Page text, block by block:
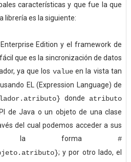
características y que fue la que
librería es la siguiente:
Edition y el framework de
que es la sincronización de datos
ya que los valueen la vista tan
EL (Expression Language) de
donde atributo
de Java o un objeto de una clase
del cual podemos acceder a sus
de la forma#
; y por otro lado, el